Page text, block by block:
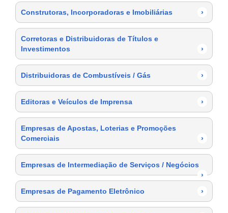
Construtoras, Incorporadoras e Imobiliárias ›
Corretoras e Distribuidoras de Títulos e
Investimentos
›
Distribuidoras de Combustíveis / Gás ›
Editoras e Veículos de Imprensa ›
Empresas de Apostas, Loterias e Promoções
Comerciais
›
Empresas de Intermediação de Serviços / Negócios
›
Empresas de Pagamento Eletrônico
›